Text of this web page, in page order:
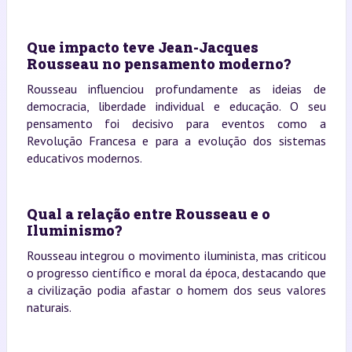
Que impacto teve Jean-Jacques
Rousseau no pensamento moderno?
Rousseau influenciou profundamente as ideias de
democracia, liberdade individual e educação. O seu
pensamento foi decisivo para eventos como a
Revolução Francesa e para a evolução dos sistemas
educativos modernos.
Qual a relação entre Rousseau e o
Iluminismo?
Rousseau integrou o movimento iluminista, mas criticou
o progresso científico e moral da época, destacando que
a civilização podia afastar o homem dos seus valores
naturais.